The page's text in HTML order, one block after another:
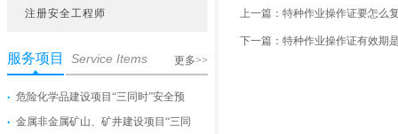
注册安全工程师
服务项目 Service Items 更多>>
危险化学品建设项目“三同时”安全预
金属非金属矿山、矿井建设项目“三同
上一篇： 特种作业操作证要怎么
下一篇： 特种作业操作证有效期